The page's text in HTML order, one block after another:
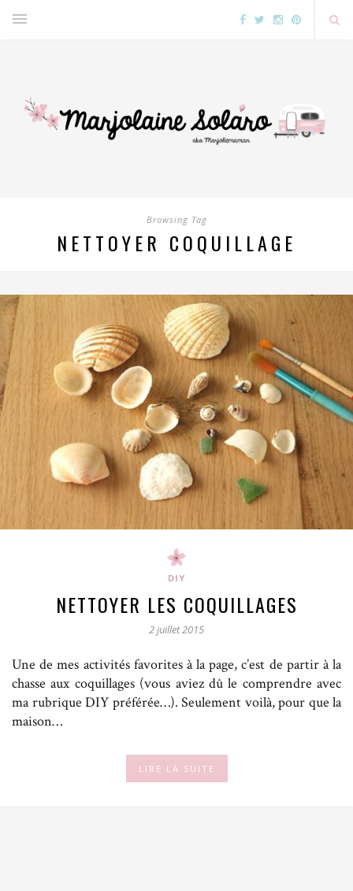
Browsing Tag
NETTOYER COQUILLAGE
DIY
NETTOYER LES COQUILLAGES
2 juillet 2015
Une de mes activités favorites à la page, c’est de partir à la
chasse aux coquillages (vous aviez dû le comprendre avec
ma rubrique DIY préférée…). Seulement voilà, pour que la
maison…
LIRE LA SUITE